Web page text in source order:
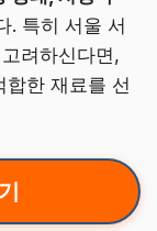
. 특히 서울 서
려하신다면,
합한 재료를 선